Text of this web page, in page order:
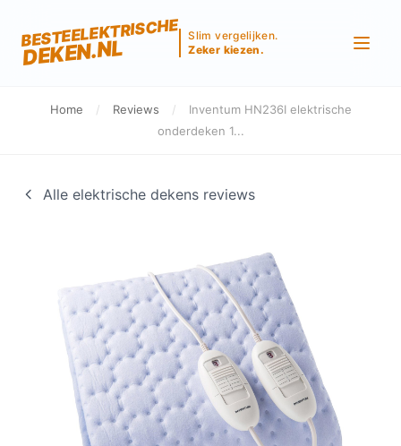
BESTEELEKTRISCHE
DEKEN.NL
Slim vergelijken.
Zeker kiezen.
Home / Reviews /
Inventum HN236I elektrische
onderdeken 1...
Alle elektrische dekens reviews